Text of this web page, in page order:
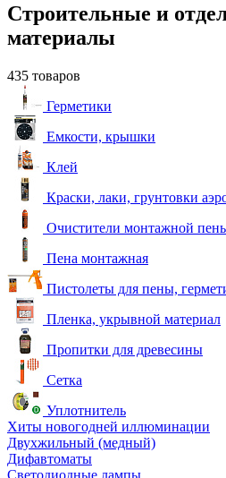
Строительные и
материалы
435 товаров
Герметики
Емкости, крышки
Клей
Краски, лаки, грунтовки
Очистители монтажной
Пена монтажная
Пистолеты для пены,
Пленка, укрывной материал
Пропитки для древесины
Сетка
Уплотнитель
Хиты новогодней иллюминации
Двухжильный (медный)
Дифавтоматы
Светодиодные лампы